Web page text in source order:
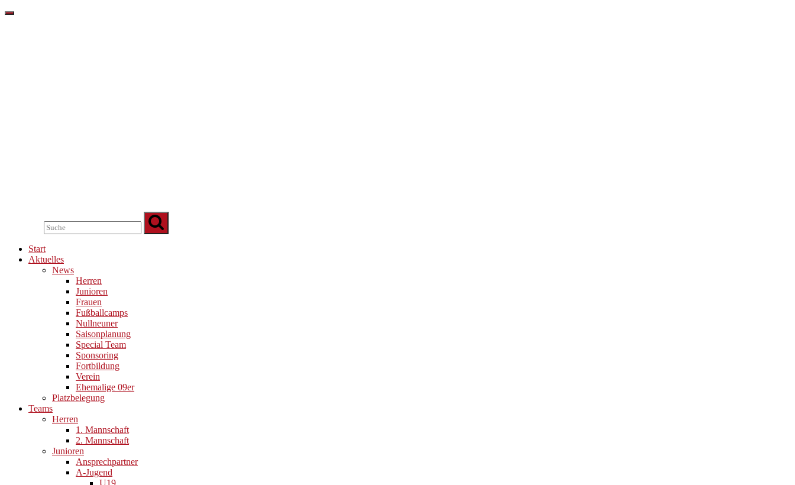
Start
Aktuelles
News
Herren
Junioren
Frauen
Fußballcamps
Nullneuner
Saisonplanung
Special Team
Sponsoring
Fortbildung
Verein
Ehemalige 09er
Platzbelegung
Teams
Herren
1. Mannschaft
2. Mannschaft
Junioren
Ansprechpartner
A-Jugend
U19